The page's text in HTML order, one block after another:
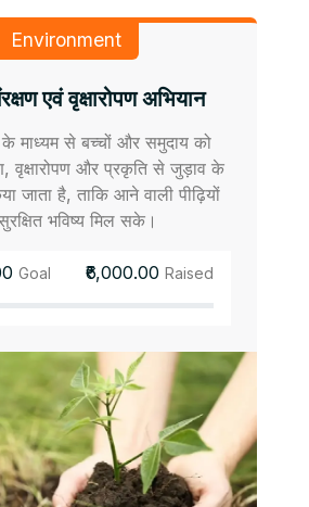
Environment
एवं वृक्षारोपण अभियान
माध्यम से बच्चों और समुदाय को
वृक्षारोपण और प्रकृति से जुड़ाव के
जाता है, ताकि आने वाली पीढ़ियों
भविष्य मिल सके।
Goal ₹6,000.00 Raised